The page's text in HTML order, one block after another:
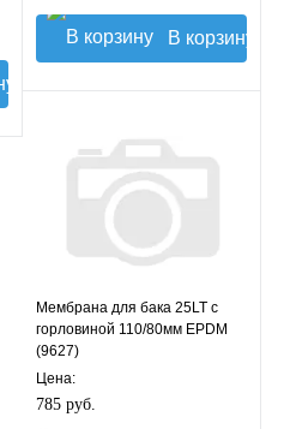
В корзину
Мембрана для бака 25LT с
горловиной 110/80мм EPDM
(9627)
Цена:
785 руб.